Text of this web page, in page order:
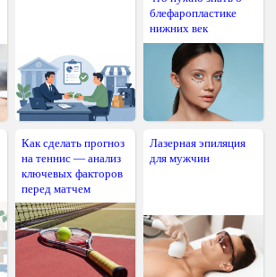
блефаропластике
нижних век
Как сделать прогноз
на теннис — анализ
ключевых факторов
перед матчем
Лазерная эпиляция
для мужчин